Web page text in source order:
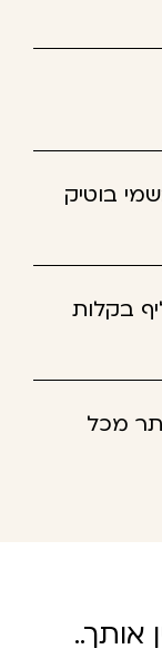
בוטיק
בקלות
מכל